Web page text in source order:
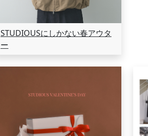
STUDIOUSにしかない春アウタ
ー